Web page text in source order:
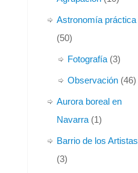
Astronomía práctica
(50)
Fotografía (3)
Observación (46)
Aurora boreal en
Navarra (1)
Barrio de los Artistas
(3)